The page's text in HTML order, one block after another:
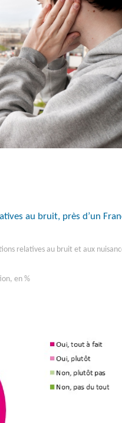
au bruit, près d’un
relatives au bruit et aux
en %